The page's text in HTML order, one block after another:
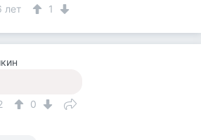
лет
1
0